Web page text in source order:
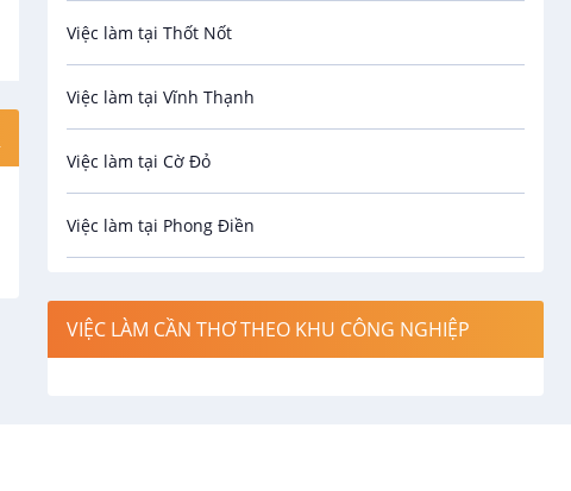
Bưu chính viễn thông
Cơ khí
Công nghệ sinh học
Công nghệ thực phẩm
Điện / Điện tử / Điện lạnh
Hàng hải / Hàng không
Việc làm tại Thốt Nốt
Việc làm tại Vĩnh Thạnh
Việc làm tại Cờ Đỏ
Việc làm tại Phong Điền
Việc làm tại Cái Khế
VIỆC LÀM CẦN THƠ THEO KHU CÔNG NGHIỆP